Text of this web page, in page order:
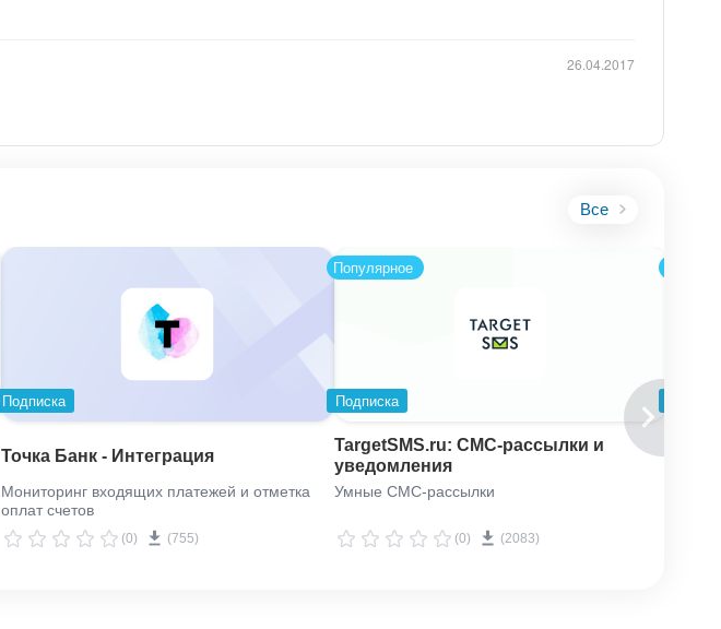
26.04.2017
Все
Подписка
Точка Банк - Интеграция
Мониторинг входящих платежей и отметка
оплат счетов
(0) (755)
Популярное
Подписка
TargetSMS.ru: СМС-рассылки и
уведомления
Умные СМС-рассылки
(0) (2083)